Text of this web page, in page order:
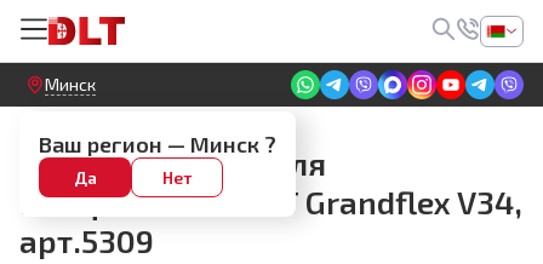
Круглосуточный! Прием заявок на сайте
Минск
Ваш регион — Минск ?
Да Нет
DLT R7234/GrandFlex V34
Запасной ротор для
шлифмашины DLT Grandflex V34,
арт.5309